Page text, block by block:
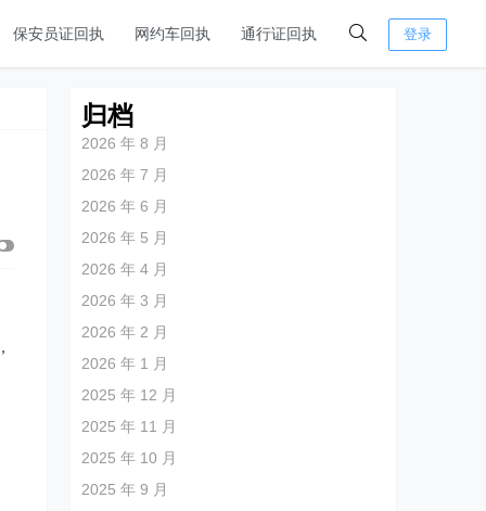
保安员证回执 网约车回执 通行证回执 登录
归档
2026 年 8 月
2026 年 7 月
2026 年 6 月
2026 年 5 月
2026 年 4 月
2026 年 3 月
2026 年 2 月
2026 年 1 月
2025 年 12 月
2025 年 11 月
2025 年 10 月
2025 年 9 月